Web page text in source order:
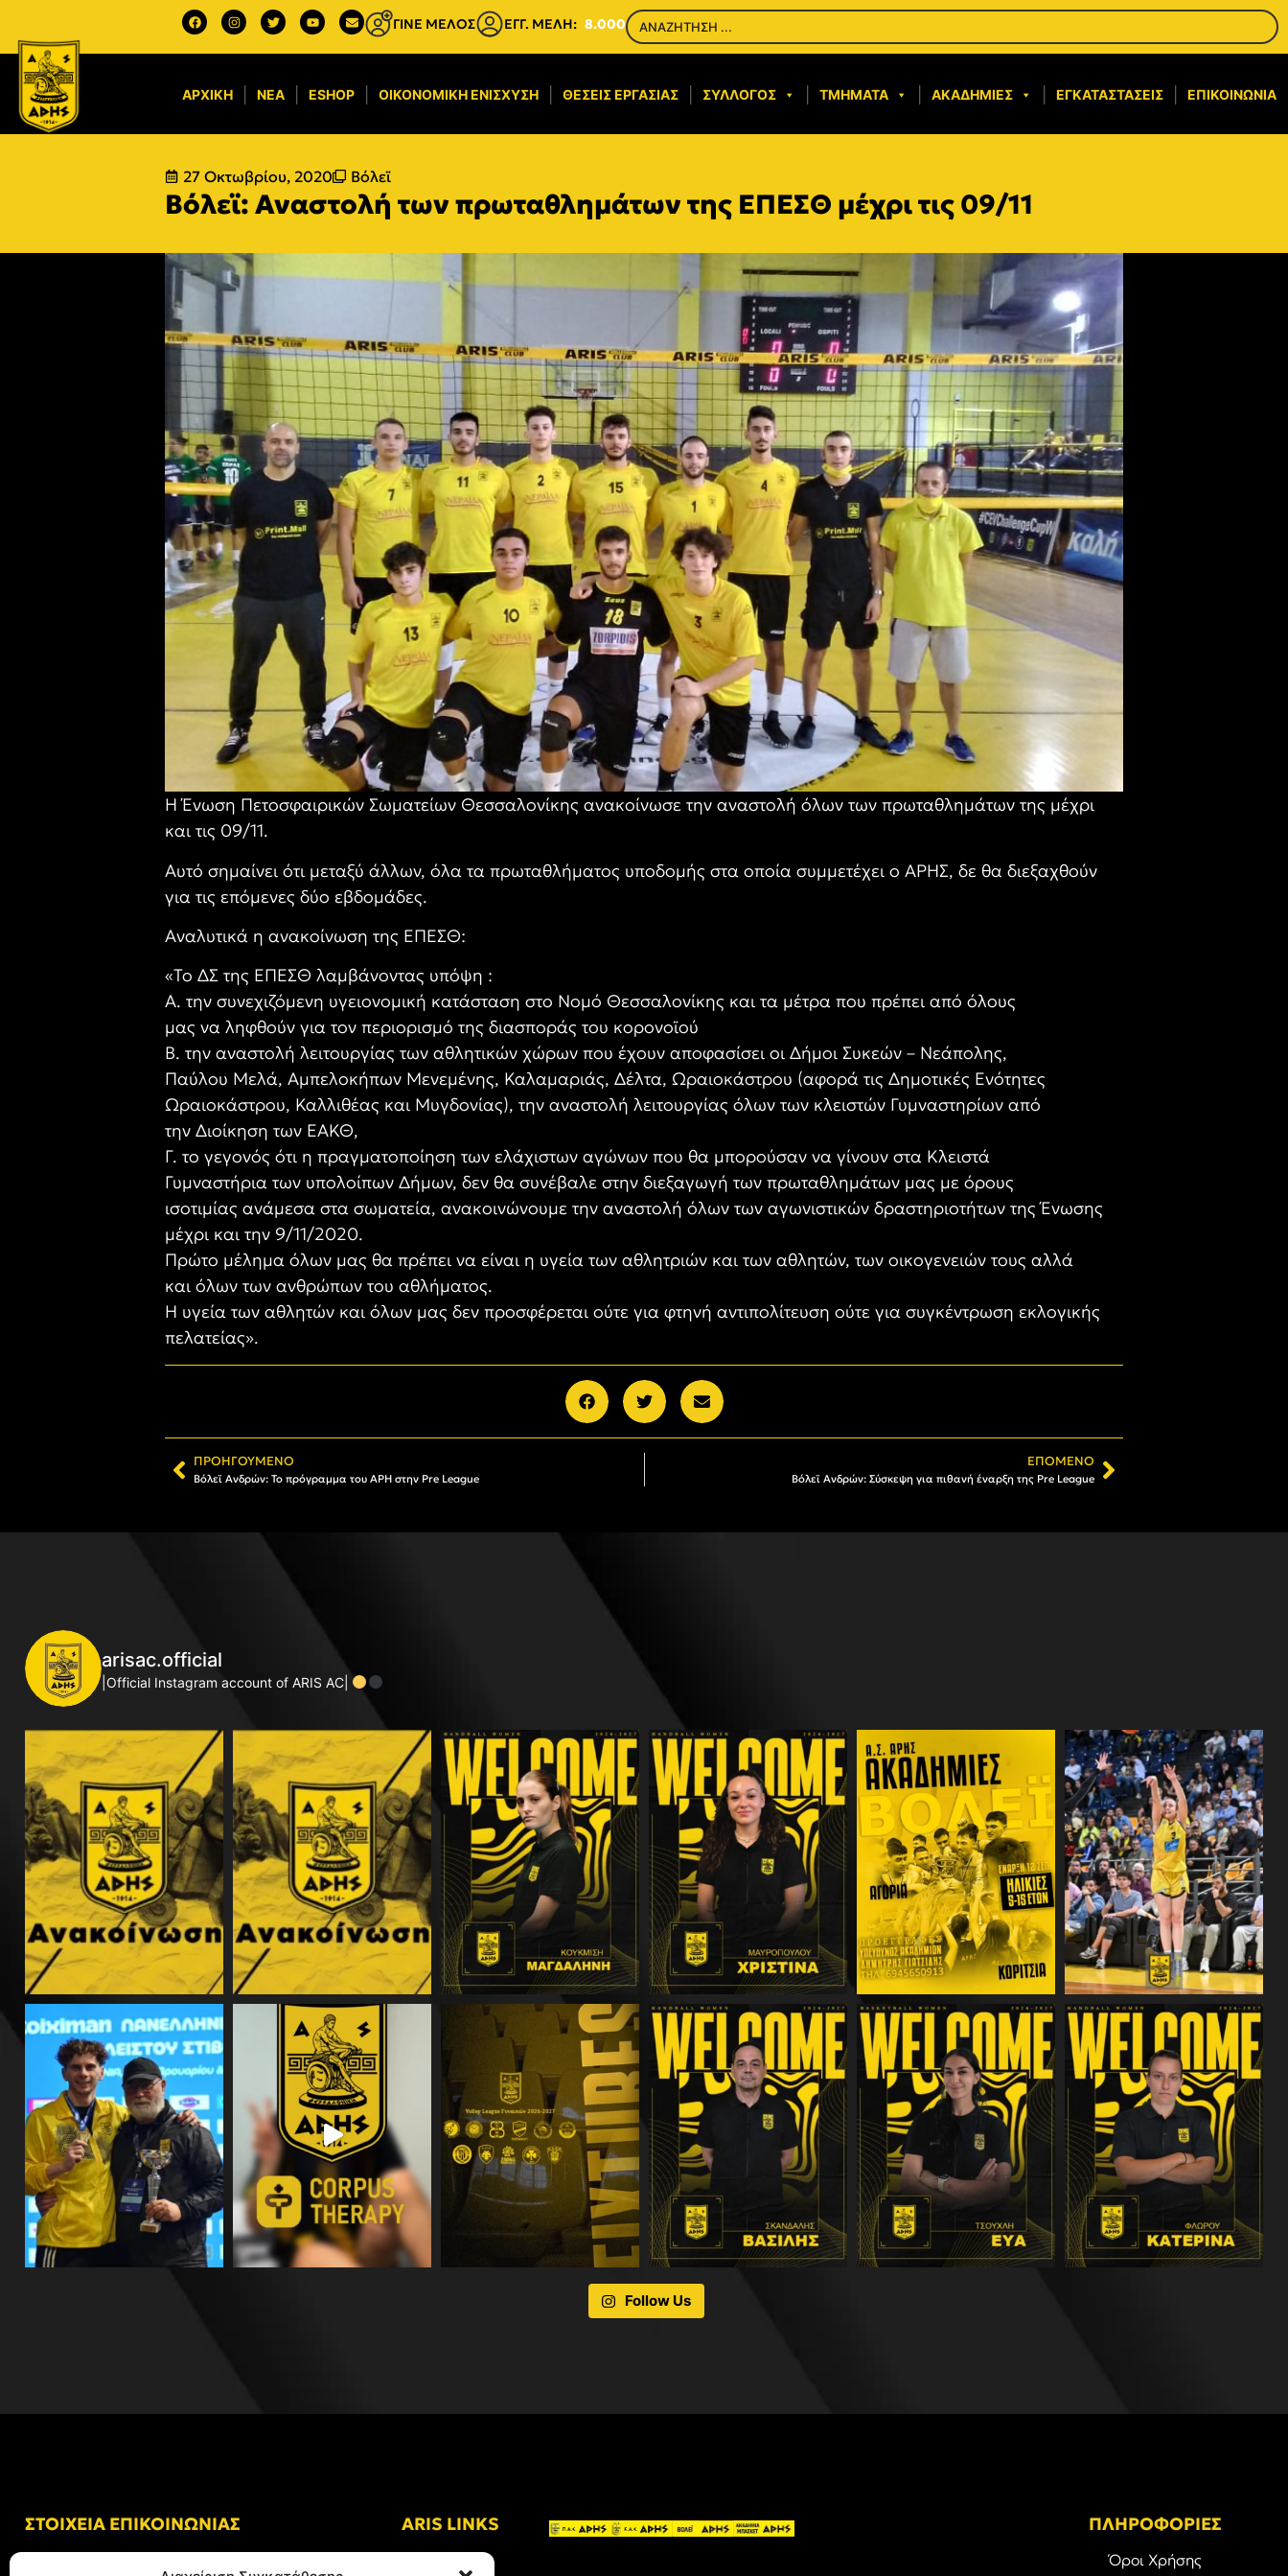
ΓΙΝΕ ΜΕΛΟΣ ΕΓΓ. ΜΕΛΗ: 8.000
ΑΡΧΙΚΉ ΝΈΑ ESHOP ΟΙΚΟΝΟΜΙΚΉ ΕΝΊΣΧΥΣΗ​ ΘΈΣΕΙΣ ΕΡΓΑΣΊΑΣ ΣΎΛΛΟΓΟΣ ΤΜΉΜΑΤΑ ΑΚΑΔΗΜΊΕΣ ΕΓΚΑΤΑΣΤΆΣΕΙΣ ΕΠΙΚΟΙΝΩΝΊΑ
27 Οκτωβρίου, 2020 Βόλεϊ
Βόλεϊ: Αναστολή των πρωταθλημάτων της ΕΠΕΣΘ μέχρι τις 09/11
Η Ένωση Πετοσφαιρικών Σωματείων Θεσσαλονίκης ανακοίνωσε την αναστολή όλων των πρωταθλημάτων της μέχρι
και τις 09/11.
Αυτό σημαίνει ότι μεταξύ άλλων, όλα τα πρωταθλήματος υποδομής στα οποία συμμετέχει ο ΑΡΗΣ, δε θα διεξαχθούν
για τις επόμενες δύο εβδομάδες.
Αναλυτικά η ανακοίνωση της ΕΠΕΣΘ:
«Το ΔΣ της ΕΠΕΣΘ λαμβάνοντας υπόψη :
Α. την συνεχιζόμενη υγειονομική κατάσταση στο Νομό Θεσσαλονίκης και τα μέτρα που πρέπει από όλους
μας να ληφθούν για τον περιορισμό της διασποράς του κορονοϊού
Β. την αναστολή λειτουργίας των αθλητικών χώρων που έχουν αποφασίσει οι Δήμοι Συκεών – Νεάπολης,
Παύλου Μελά, Αμπελοκήπων Μενεμένης, Καλαμαριάς, Δέλτα, Ωραιοκάστρου (αφορά τις Δημοτικές Ενότητες
Ωραιοκάστρου, Καλλιθέας και Μυγδονίας), την αναστολή λειτουργίας όλων των κλειστών Γυμναστηρίων από
την Διοίκηση των ΕΑΚΘ,
Γ. το γεγονός ότι η πραγματοποίηση των ελάχιστων αγώνων που θα μπορούσαν να γίνουν στα Κλειστά
Γυμναστήρια των υπολοίπων Δήμων, δεν θα συνέβαλε στην διεξαγωγή των πρωταθλημάτων μας με όρους
ισοτιμίας ανάμεσα στα σωματεία, ανακοινώνουμε την αναστολή όλων των αγωνιστικών δραστηριοτήτων της Ένωσης
μέχρι και την 9/11/2020.
Πρώτο μέλημα όλων μας θα πρέπει να είναι η υγεία των αθλητριών και των αθλητών, των οικογενειών τους αλλά
και όλων των ανθρώπων του αθλήματος.
Η υγεία των αθλητών και όλων μας δεν προσφέρεται ούτε για φτηνή αντιπολίτευση ούτε για συγκέντρωση εκλογικής
πελατείας».
ΠΡΟΗΓΟΎΜΕΝΟ
Βόλεϊ Ανδρών: Το πρόγραμμα του ΑΡΗ στην Pre League
ΕΠΌΜΕΝΟ
Βόλεϊ Ανδρών: Σύσκεψη για πιθανή έναρξη της Pre League
arisac.official
|Official Instagram account of ARIS AC|
Follow Us
ΣΤΟΙΧΕΙΑ ΕΠΙΚΟΙΝΩΝΙΑΣ ARIS LINKS ΠΛΗΡΟΦΟΡΙΕΣ
Όροι Χρήσης